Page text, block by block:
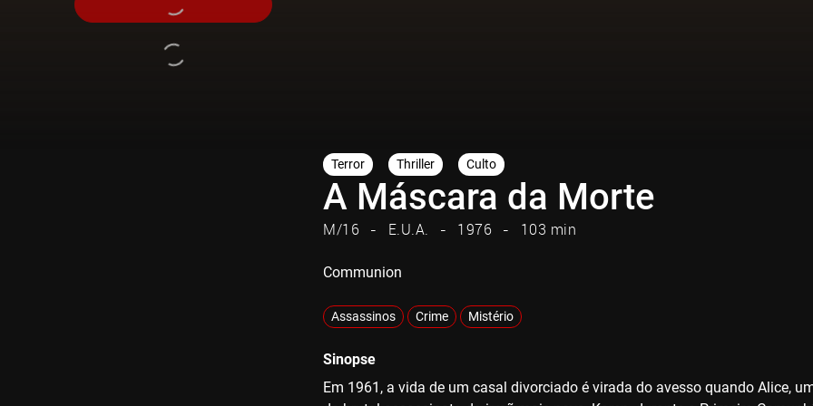
Terror Thriller Culto
A Máscara da Morte
M/16 E.U.A. 1976 103 min
Communion
Assassinos Crime Mistério
Sinopse
Em 1961, a vida de um casal divorciado é virada do avesso quando Alice,